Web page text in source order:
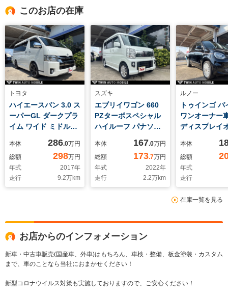
このお店の在庫
トヨタ
ハイエースバン 3.0 ス
ーパーGL ダークプラ
イム ワイド ミドルル
ィーゼルターボ パナ
ソニックフルセグナ
ビ ETC バックカメ
ラ 左サイドカメラ
両側パワースライド
アマット ローダウ
ン 社外アルミ タイ
本体 286.0万円
総額
298万円
年式
2017年
走行
9.2万km
スズキ
エブリイワゴン 660
PZターボスペシャル
ハイルーフ パナソニ
ジタルインナーミラ
ー バックカメラ 革
調シートカバー 両側
パワースライド ワン
オーナー車 後席フィ
本体 167.0万円
総額
173.7万円
年式
2022年
走行
2.2万km
ルノー
トゥインゴ バ
ワンオーナ
ディスプレイ
イブス専用ホ
本体
総額
年式
走行
在庫一覧を見る
お店からのインフォメーション
新車・中古車販売(国産車、外車)はもちろん、車検・整備、板金塗装・カスタム
まで、車のことなら当社におまかせください！
新型コロナウイルス対策も実施しておりますので、ご安心ください！